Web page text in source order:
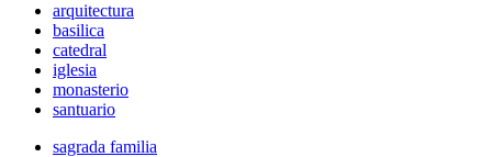
arquitectura
basilica
catedral
iglesia
monasterio
santuario
sagrada familia